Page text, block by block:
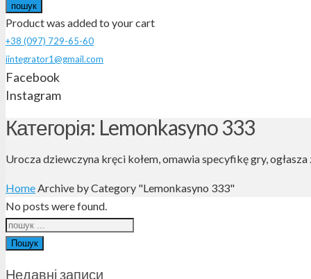
пошук
Productwas added to your cart
+38 (097) 729-65-60
iintegrator1@gmail.com
Facebook
Instagram
Категорія: Lemonkasyno 333
Urocza dziewczyna kręci kołem, omawia specyfikę gry,
HomeArchive by Category "Lemonkasyno 333"
No posts were found.
Пошук
Недавні записи